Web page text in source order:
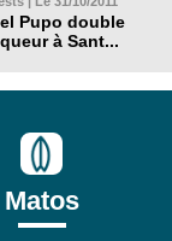
Pupo double
à Sant...
Matos